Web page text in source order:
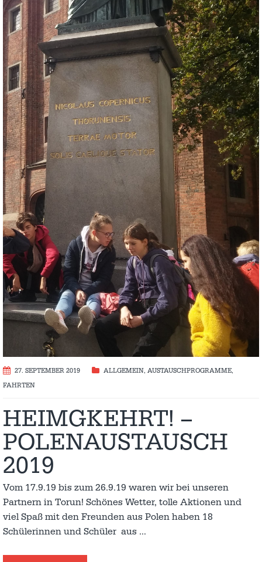
27. SEPTEMBER 2019 ALLGEMEIN, AUSTAUSCH­PROGRAMME,
FAHRTEN
HEIMGKEHRT! –
POLENAUSTAUSCH
2019
Vom 17.9.19 bis zum 26.9.19 waren wir bei unseren
Partnern in Torun! Schönes Wetter, tolle Aktionen und
viel Spaß mit den Freunden aus Polen haben 18
Schülerinnen und Schüler aus …